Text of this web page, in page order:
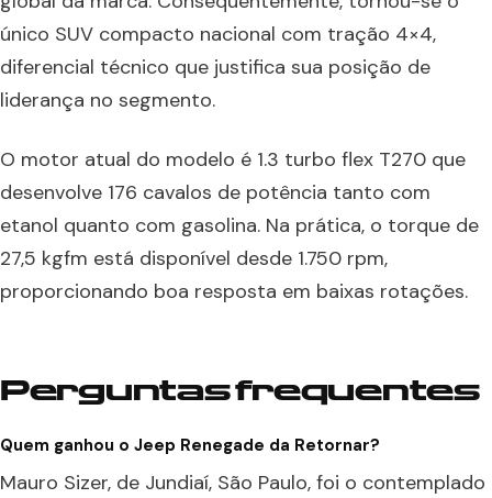
único SUV compacto nacional com tração 4×4,
diferencial técnico que justifica sua posição de
liderança no segmento.
O motor atual do modelo é 1.3 turbo flex T270 que
desenvolve 176 cavalos de potência tanto com
etanol quanto com gasolina. Na prática, o torque de
27,5 kgfm está disponível desde 1.750 rpm,
proporcionando boa resposta em baixas rotações.
Perguntas frequentes
Quem ganhou o Jeep Renegade da Retornar?
Mauro Sizer, de Jundiaí, São Paulo, foi o contemplado